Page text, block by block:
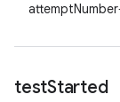
attemptNumber
testStarted